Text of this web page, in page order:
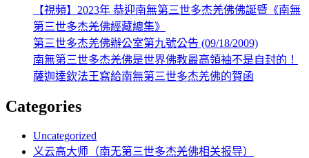
【視頻】2023年 恭迎南無第三世多杰羌佛佛誕暨《南無
第三世多杰羌佛經藏總集》
第三世多杰羌佛辦公室第九號公告 (09/18/2009)
南無第三世多杰羌佛是世界佛教最高領袖不是自封的！
薩迦達欽法王寫給南無第三世多杰羌佛的賀函
Categories
Uncategorized
义云高大师（南无第三世多杰羌佛相关报导）